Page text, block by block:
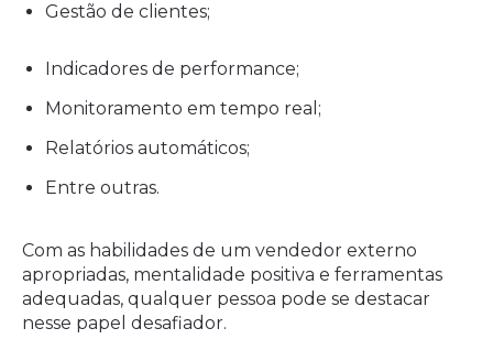
Gestão de clientes;
Indicadores de performance;
Monitoramento em tempo real;
Relatórios automáticos;
Entre outras.
Com as habilidades de um vendedor externo
apropriadas, mentalidade positiva e ferramentas
adequadas, qualquer pessoa pode se destacar
nesse papel desafiador.